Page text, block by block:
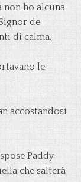
non ho alcuna
de
di calma.
le
accostandosi
Paddy
che salterà